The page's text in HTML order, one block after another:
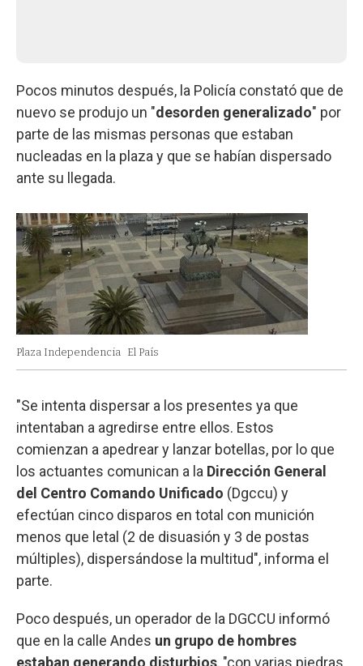
Pocos minutos después, la Policía constató que de
nuevo se produjo un "desorden generalizado" por
parte de las mismas personas que estaban
nucleadas en la plaza y que se habían dispersado
ante su llegada.
Plaza Independencia El País
"Se intenta dispersar a los presentes ya que
intentaban a agredirse entre ellos. Estos
comienzan a apedrear y lanzar botellas, por lo que
los actuantes comunican a la Dirección General
del Centro Comando Unificado (Dgccu) y
efectúan cinco disparos en total con munición
menos que letal (2 de disuasión y 3 de postas
múltiples), dispersándose la multitud", informa el
parte.
Poco después, un operador de la DGCCU informó
que en la calle Andes un grupo de hombres
estaban generando disturbios, "con varias piedras